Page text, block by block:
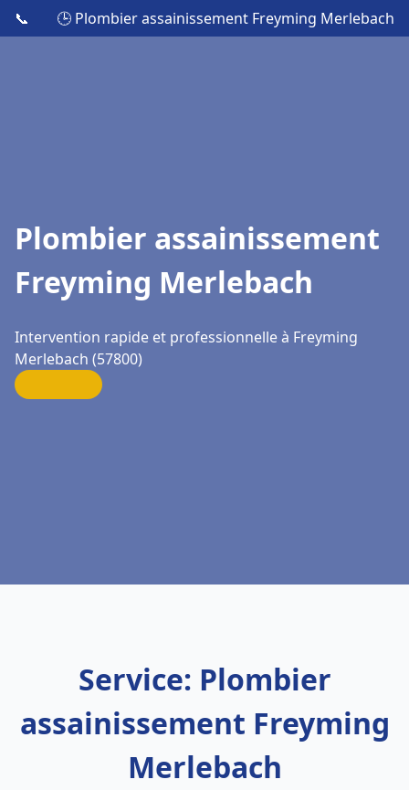
📞 🕒 Plombier assainissement Freyming Merlebach
Plombier assainissement
Freyming Merlebach
Intervention rapide et professionnelle à Freyming
Merlebach (57800)
Service: Plombier
assainissement Freyming
Merlebach